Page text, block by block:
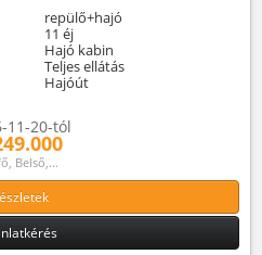
repülő+hajó
11 éj
Hajó kabin
Teljes ellátás
Hajóút
11-20-tól
Belső,...